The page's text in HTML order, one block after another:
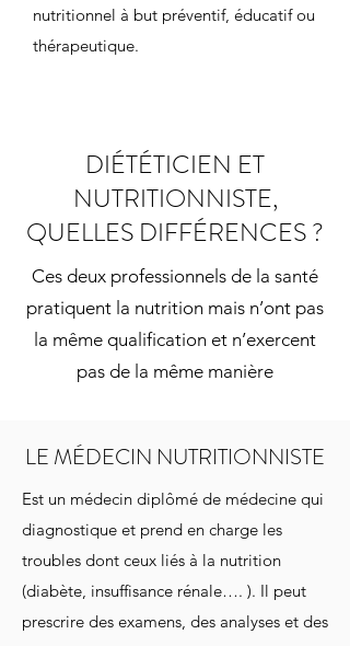
nutritionnel à but préventif, éducatif ou
thérapeutique.
DIÉTÉTICIEN ET
NUTRITIONNISTE,
QUELLES DIFFÉRENCES ?
Ces deux professionnels de la santé
pratiquent la nutrition mais n’ont pas
la même qualification et n’exercent
pas de la même manière
LE MÉDECIN NUTRITIONNISTE
Est un médecin diplômé de médecine qui
diagnostique et prend en charge les
troubles dont ceux liés à la nutrition
(diabète, insuffisance rénale…. ). Il peut
prescrire des examens, des analyses et des